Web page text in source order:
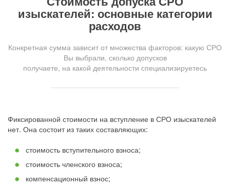
изыскателей: основные категории
расходов
Конкретная сумма зависит от множества факторов: какую СРО
Вы выбрали, сколько допусков
получаете, на какой деятельности специализируетесь
Фиксированной стоимости на вступление в СРО изыскателей
нет. Она состоит из таких составляющих:
стоимость вступительного взноса;
стоимость членского взноса;
компенсационный взнос;